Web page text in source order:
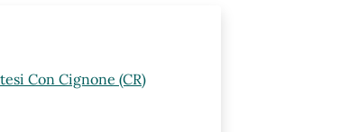
Con Cignone (CR)